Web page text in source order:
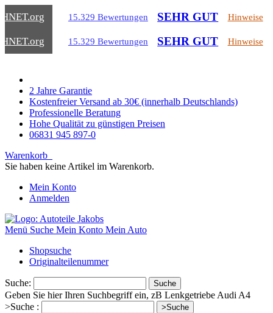
.org 15.329 Bewertungen SEHR GUT Hinweise
.org 15.329 Bewertungen SEHR GUT Hinweise
2 Jahre Garantie
Kostenfreier Versand ab 30€ (innerhalb Deutschlands)
Professionelle Beratung
Hohe Qualität zu günstigen Preisen
06831 945 897-0
Warenkorb
Sie haben keine Artikel im Warenkorb.
Mein Konto
Anmelden
Menü Suche Mein Konto Mein Auto
Shopsuche
Originalteilenummer
Suche: Suche
Geben Sie hier Ihren Suchbegriff ein, zB Lenkgetriebe Audi A4
>Suche :
>Suche